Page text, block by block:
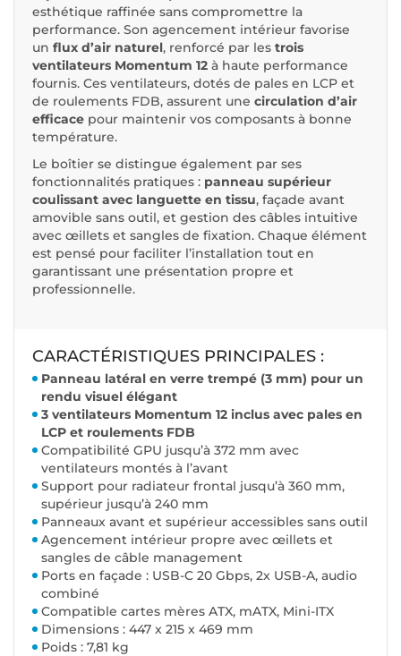
esthétique raffinée sans compromettre la
performance. Son agencement intérieur favorise
un flux d’air naturel, renforcé par les trois
ventilateurs Momentum 12 à haute performance
fournis. Ces ventilateurs, dotés de pales en LCP et
de roulements FDB, assurent une circulation d’air
efficace pour maintenir vos composants à bonne
température.
Le boîtier se distingue également par ses
fonctionnalités pratiques : panneau supérieur
coulissant avec languette en tissu, façade avant
amovible sans outil, et gestion des câbles intuitive
avec œillets et sangles de fixation. Chaque élément
est pensé pour faciliter l’installation tout en
garantissant une présentation propre et
professionnelle.
CARACTÉRISTIQUES PRINCIPALES :
Panneau latéral en verre trempé (3 mm) pour un
rendu visuel élégant
3 ventilateurs Momentum 12 inclus avec pales en
LCP et roulements FDB
Compatibilité GPU jusqu’à 372 mm avec
ventilateurs montés à l’avant
Support pour radiateur frontal jusqu’à 360 mm,
supérieur jusqu’à 240 mm
Panneaux avant et supérieur accessibles sans outil
Agencement intérieur propre avec œillets et
sangles de câble management
Ports en façade : USB-C 20 Gbps, 2x USB-A, audio
combiné
Compatible cartes mères ATX, mATX, Mini-ITX
Dimensions : 447 x 215 x 469 mm
Poids : 7,81 kg